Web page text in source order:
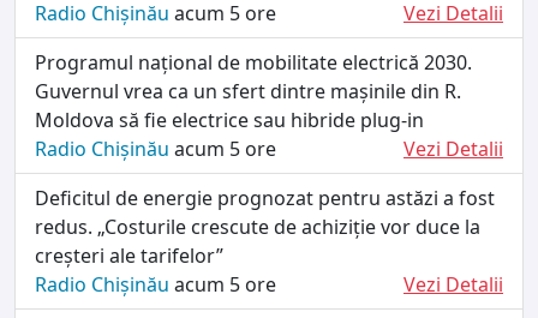
Radio Chișinău acum 5 ore
Vezi Detalii
Programul național de mobilitate electrică 2030.
Guvernul vrea ca un sfert dintre mașinile din R.
Moldova să fie electrice sau hibride plug-in
Radio Chișinău acum 5 ore
Vezi Detalii
Deficitul de energie prognozat pentru astăzi a fost
redus. „Costurile crescute de achiziție vor duce la
creșteri ale tarifelor”
Radio Chișinău acum 5 ore
Vezi Detalii